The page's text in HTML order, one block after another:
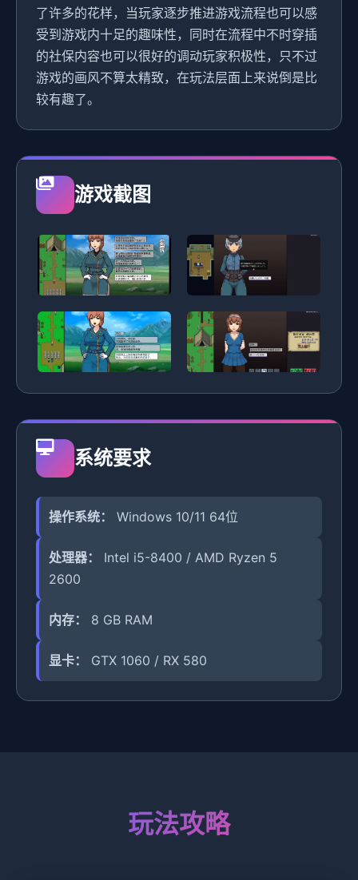
了许多的花样，当玩家逐步推进游戏流程也可以感
受到游戏内十足的趣味性，同时在流程中不时穿插
的社保内容也可以很好的调动玩家积极性，只不过
游戏的画风不算太精致，在玩法层面上来说倒是比
较有趣了。
游戏截图
系统要求
操作系统： Windows 10/11 64位
处理器：
Intel i5-8400 / AMD Ryzen 5
2600
内存： 8 GB RAM
显卡： GTX 1060 / RX 580
玩法攻略